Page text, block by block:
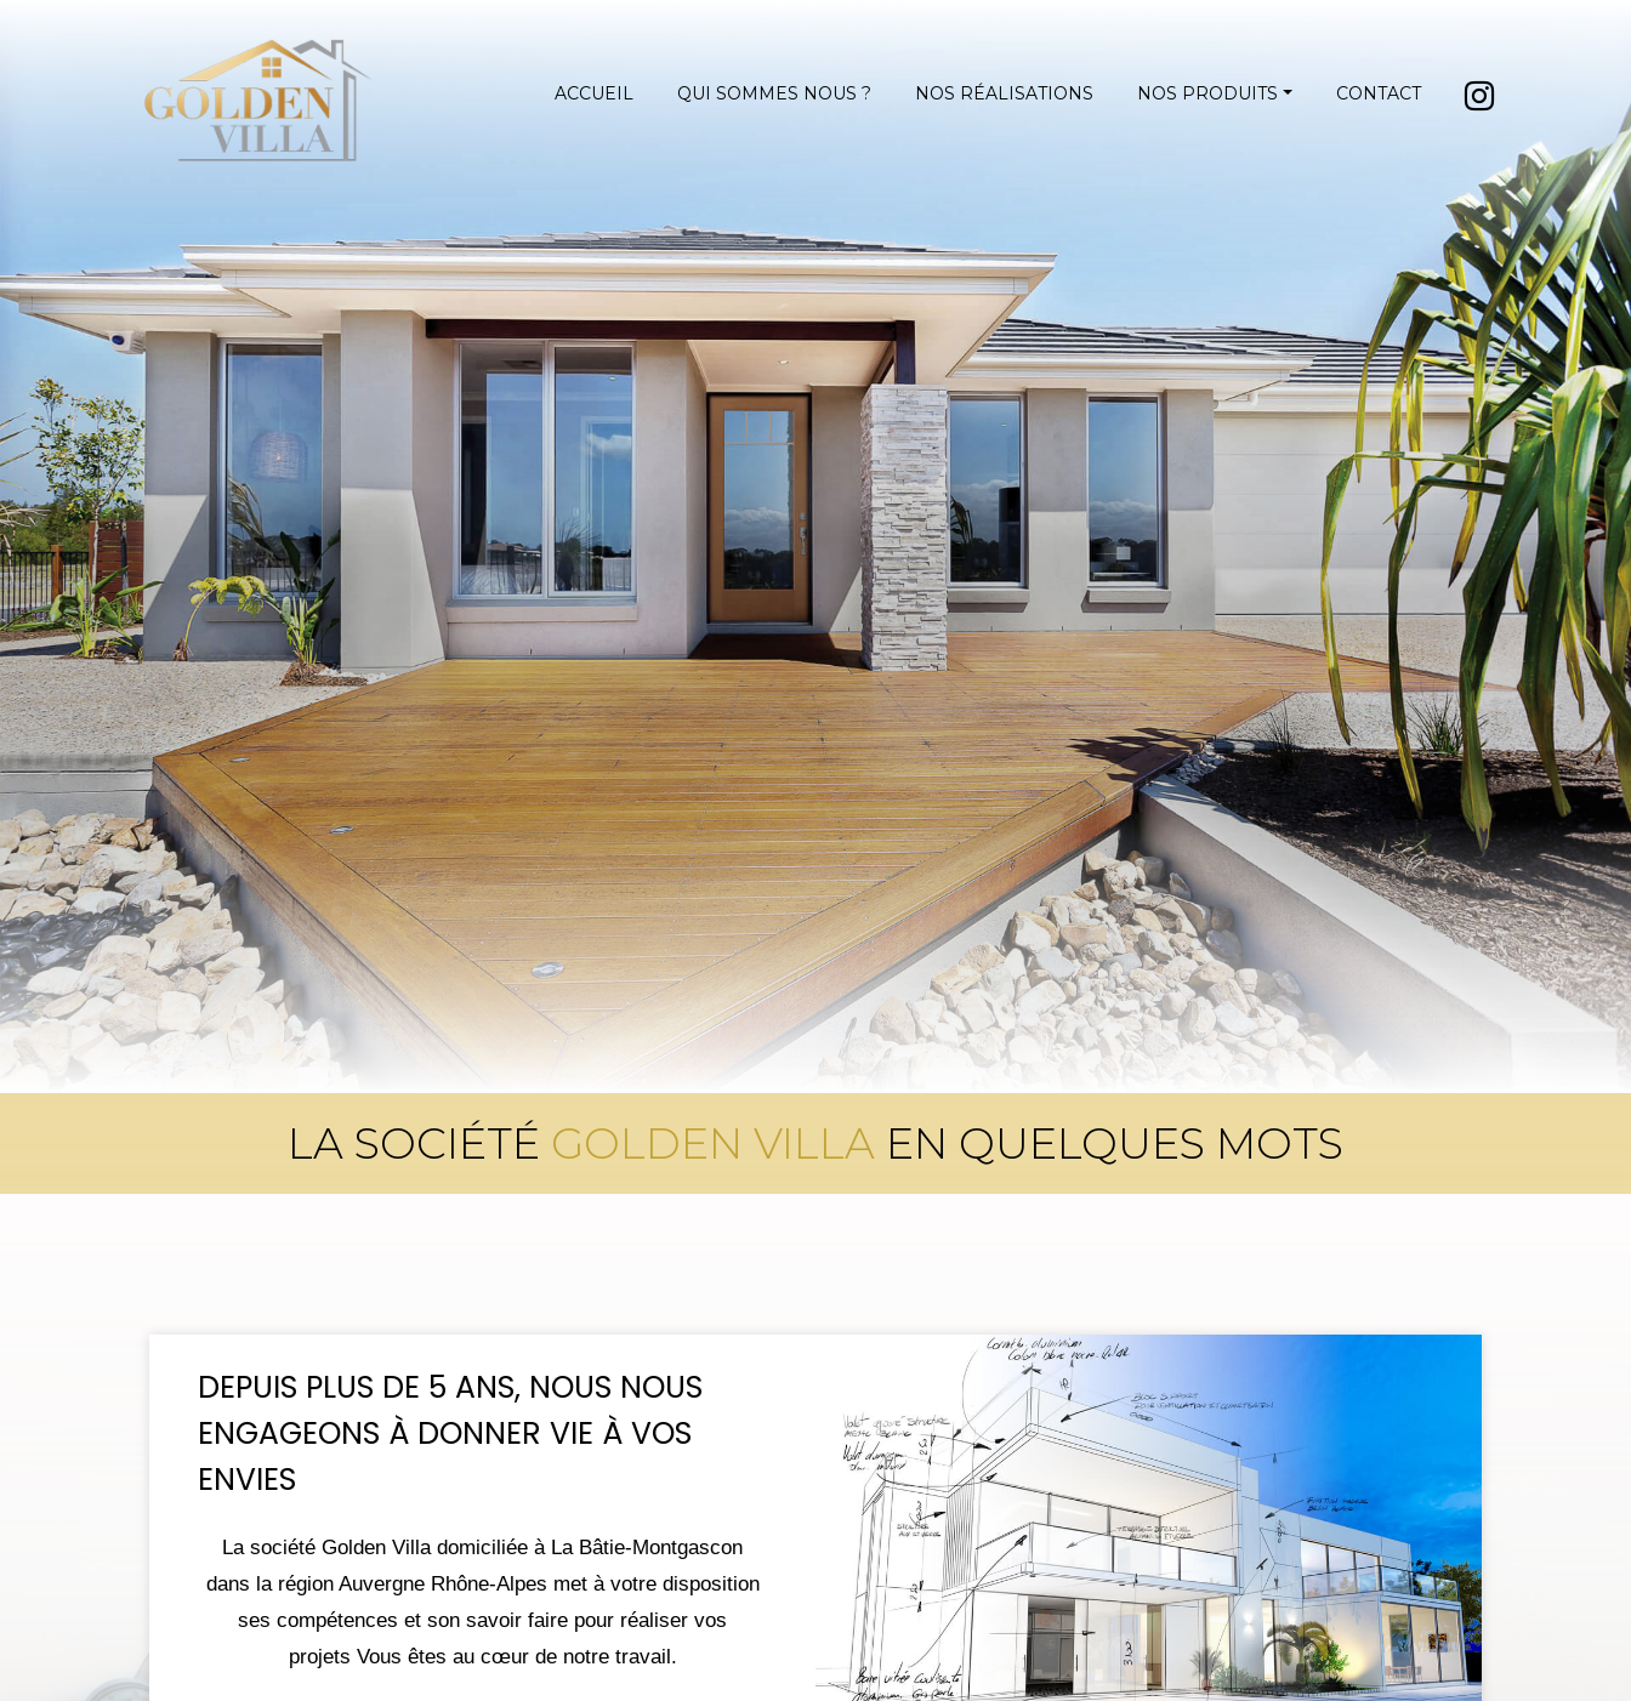
ACCUEIL QUI SOMMES NOUS ? NOS RÉALISATIONS NOS PRODUITS CONTACT
LA SOCIÉTÉ GOLDEN VILLA EN QUELQUES MOTS
DEPUIS PLUS DE 5 ANS, NOUS NOUS
ENGAGEONS À DONNER VIE À VOS
ENVIES
La société Golden Villa domiciliée à La Bâtie-Montgascon
dans la région Auvergne Rhône-Alpes met à votre disposition
ses compétences et son savoir faire pour réaliser vos
projets Vous êtes au cœur de notre travail.